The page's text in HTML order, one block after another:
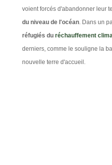
voient forcés d'abandonner leur
du niveau de l'océan. Dans un
réfugiés du réchauffement
derniers, comme le souligne la
nouvelle terre d'accueil.